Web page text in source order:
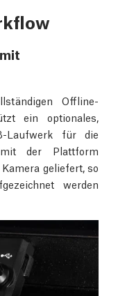
Offline-
ein optionales,
Laufwerk für die
mit der Plattform
geliefert, so
werden